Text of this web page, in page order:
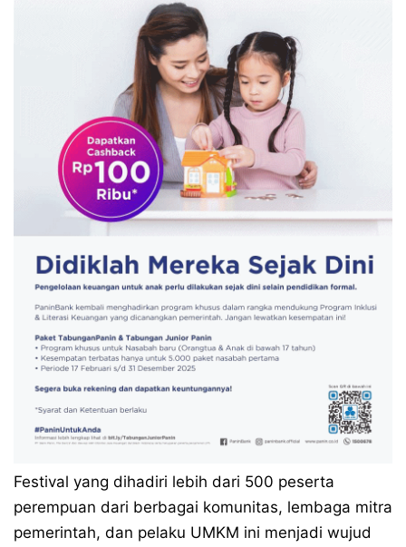
Festival yang dihadiri lebih dari 500 peserta
perempuan dari berbagai komunitas, lembaga mitra
pemerintah, dan pelaku UMKM ini menjadi wujud